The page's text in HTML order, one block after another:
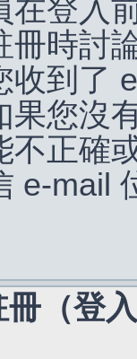
在登入
冊時討
收到了
果您沒
不正確
e-mail
（登